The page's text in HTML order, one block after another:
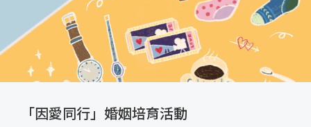
「因愛同行」婚姻培育活動